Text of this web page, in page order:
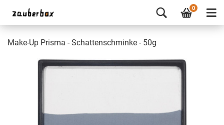
0
Make-Up Prisma - Schattenschminke - 50g